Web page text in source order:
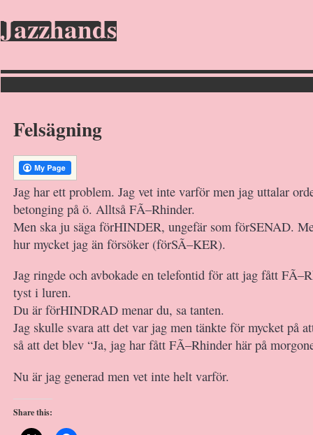
Jazzhands
Felsägning
Jag har ett problem. Jag vet inte varför men jag uttalar
betonging på ö. Alltså FÃ–Rhinder.
Men ska ju säga förHINDER, ungefär som förSENAD.
hur mycket jag än försöker (förSÃ–KER).
Jag ringde och avbokade en telefontid för att jag fått
tyst i luren.
Du är förHINDRAD menar du, sa tanten.
Jag skulle svara att det var jag men tänkte för mycket på
så att det blev “Ja, jag har fått FÃ–Rhinder här på
Nu är jag generad men vet inte helt varför.
Share this: